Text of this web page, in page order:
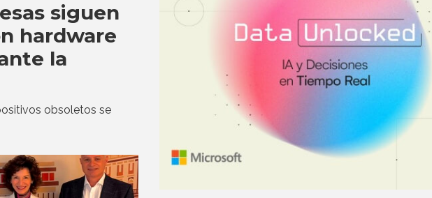
siguen
hardware
la
obsoletos se